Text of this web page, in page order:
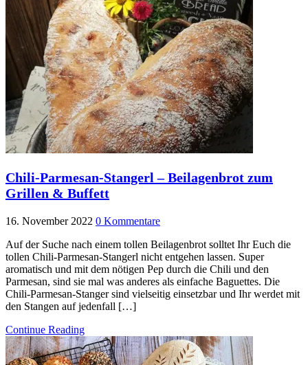
Chili-Parmesan-Stangerl – Beilagenbrot zum
Grillen & Buffett
16. November 2022 0 Kommentare
Auf der Suche nach einem tollen Beilagenbrot solltet Ihr Euch die
tollen Chili-Parmesan-Stangerl nicht entgehen lassen. Super
aromatisch und mit dem nötigen Pep durch die Chili und den
Parmesan, sind sie mal was anderes als einfache Baguettes. Die
Chili-Parmesan-Stanger sind vielseitig einsetzbar und Ihr werdet mit
den Stangen auf jedenfall […]
Continue Reading